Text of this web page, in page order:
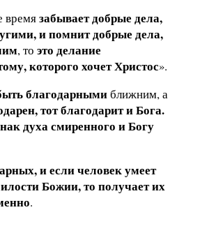
времязабывает добрые дела,
и помнит добрые дела,
, то это делание
которого хочет Христос».
благодарнымиближним, а
тот благодарит и Бога.
духа смиренного и Богу
и если человек умеет
Божии, то получает их
.